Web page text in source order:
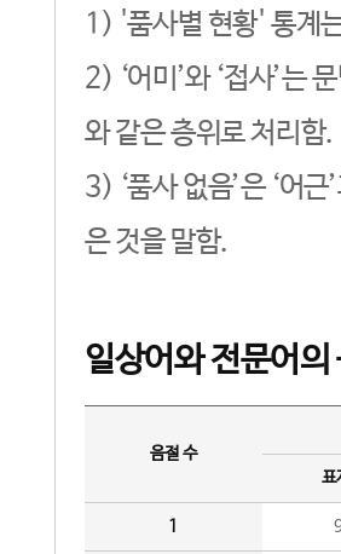
1) '품사별 현황' 통계
2) ‘어미’와 ‘접사’는
와 같은 층위로 처리함.
3) ‘품사 없음’은 ‘어
은 것을 말함.
일상어와 전문어의
음절 수
표
1